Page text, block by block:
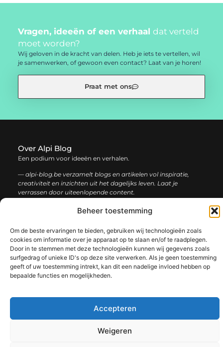
Beheer toestemming
Om de beste ervaringen te bieden, gebruiken wij technologieën zoals
cookies om informatie over je apparaat op te slaan en/of te raadplegen.
Door in te stemmen met deze technologieën kunnen wij gegevens zoals
surfgedrag of unieke ID's op deze site verwerken. Als je geen toestemming
geeft of uw toestemming intrekt, kan dit een nadelige invloed hebben op
bepaalde functies en mogelijkheden.
Accepteren
Weigeren
Vragen, ideeën of een verhaal dat verteld
moet worden?
Wij geloven in de kracht van delen. Heb je iets te vertellen, wil
je samenwerken, of gewoon even contact? Laat van je horen!
Praat met ons
Over Alpi Blog
Een podium voor ideeën en verhalen.
— alpi-blog.be verzamelt blogs en artikelen vol inspiratie,
creativiteit en inzichten uit het dagelijks leven. Laat je
verrassen door uiteenlopende content.
informatie